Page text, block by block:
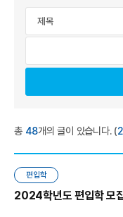
총 48개의 글이 있습니다. (2
편입학
2024학년도 편입학 모